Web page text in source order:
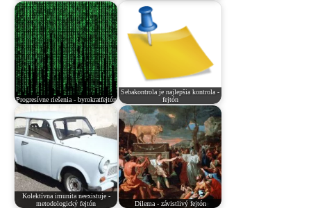
Progresívne riešenia - byrokratfejtón
Sebakontrola je najlepšia kontrola -
fejtón
Kolektívna imunita neexistuje -
metodologický fejtón
Dilema - závistlivý fejtón